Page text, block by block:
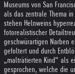
Museums von San
als das zentrale Thema
stehen Helnweins
fotorealistischer
geschwürartigen Narben
gefoltert und durch
„malträtierten Kind“ als
gesprochen, welche die